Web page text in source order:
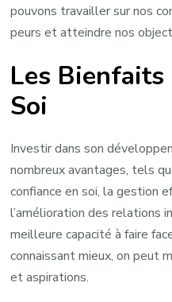
pouvons travailler sur nos
peurs et atteindre nos
Les
Soi
Investir dans son
nombreux avantages, tels
confiance en soi, la gestion
l’amélioration des relations
meilleure capacité à faire
connaissant mieux, on peut
et aspirations.